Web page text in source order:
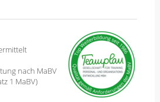
nach MaBV
1 MaBV)